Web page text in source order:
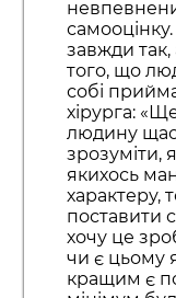
завжди
того, що
собі
хірурга:
людину
зрозуміти,
якихось
характеру,
поставити
хочу це
чи є цьому
кращим є